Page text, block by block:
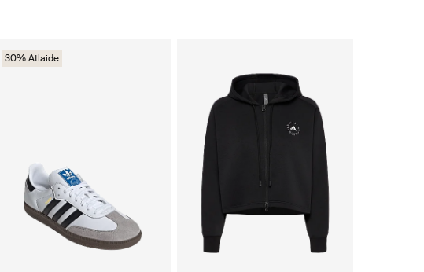
30% Atlaide